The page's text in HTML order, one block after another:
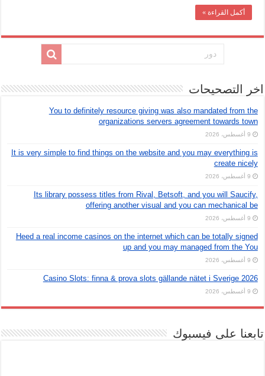
أكمل القراءة »
اخر التصحيحات
You to definitely resource giving was also mandated from the
organizations servers agreement towards town
9 أغسطس، 2026
It is very simple to find things on the website and you may everything is
create nicely
9 أغسطس، 2026
Its library possess titles from Rival, Betsoft, and you will Saucify,
offering another visual and you can mechanical be
9 أغسطس، 2026
Heed a real income casinos on the internet which can be totally signed
up and you may managed from the You
9 أغسطس، 2026
Casino Slots: finna & prova slots gällande nätet i Sverige 2026
9 أغسطس، 2026
تابعنا على فيسبوك